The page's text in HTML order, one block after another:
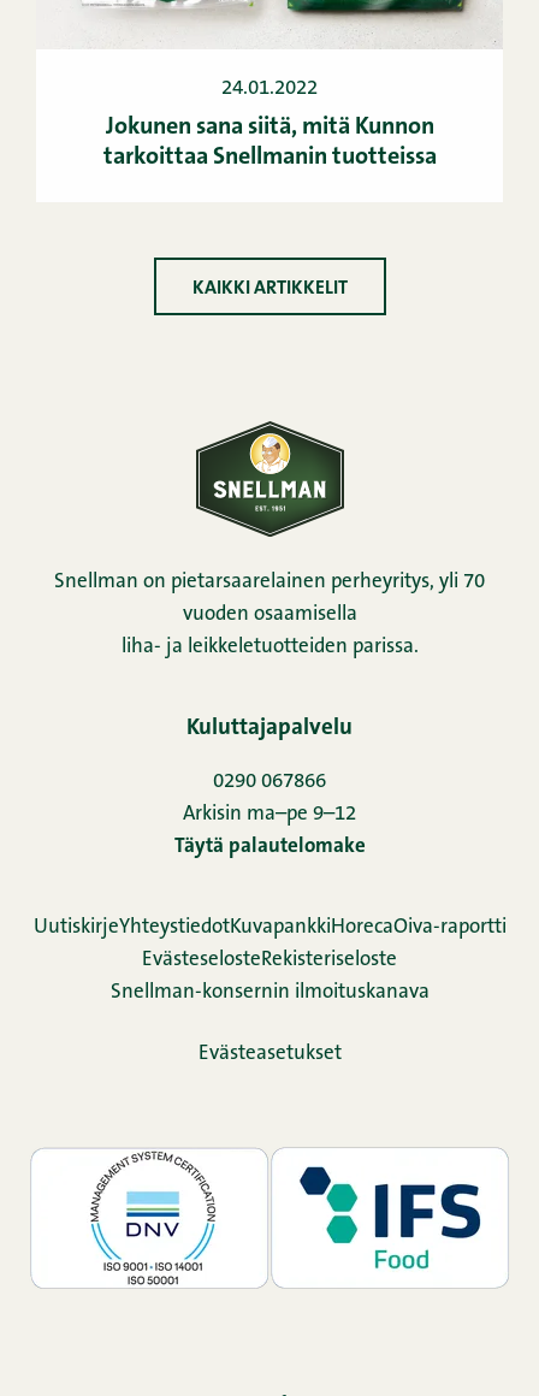
24.01.2022
Jokunen sana siitä, mitä Kunnon
tarkoittaa Snellmanin tuotteissa
KAIKKI ARTIKKELIT
Snellman on pietarsaarelainen perheyritys, yli 70
vuoden osaamisella
liha- ja leikkeletuotteiden parissa.
Kuluttajapalvelu
0290 067866
Arkisin ma–pe 9–12
Täytä palautelomake
UutiskirjeYhteystiedotKuvapankki HorecaOiva-raportti
Evästeseloste Rekisteriseloste
Snellman-konsernin ilmoituskanava
Evästeasetukset